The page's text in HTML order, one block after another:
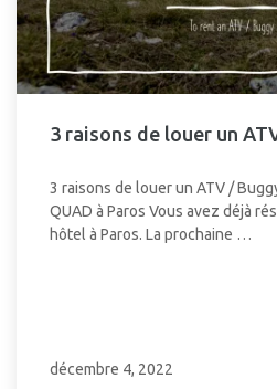
3 raisons de louer un
3 raisons de louer un ATV /
QUAD à Paros Vous avez déjà
hôtel à Paros. La prochaine …
décembre 4, 2022